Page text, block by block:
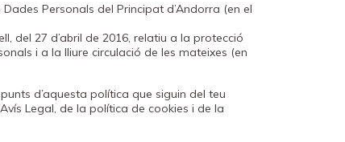
Personals del Principat d’Andorra (en el
del 27 d’abril de 2016, relatiu a la protecció
i a la lliure circulació de les mateixes (en
d’aquesta política que siguin del teu
Legal, de la política de cookies i de la